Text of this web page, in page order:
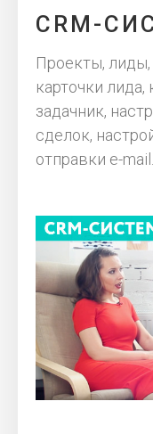
CRM-
Проекты,
карточки лида,
задачник,
сделок,
отправки e-mail.